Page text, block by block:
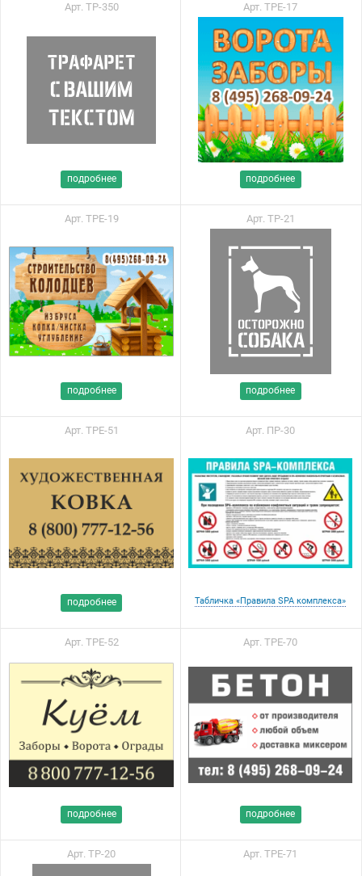
Арт. ТР-350
подробнее
Арт. ТРЕ-17
подробнее
Арт. ТРЕ-19
подробнее
Арт. ТР-21
подробнее
Арт. ТРЕ-51
подробнее
Арт. ПР-30
Табличка «Правила SPA комплекса»
Арт. ТРЕ-52
подробнее
Арт. ТРЕ-70
подробнее
Арт. ТР-20 Арт. ТРЕ-71